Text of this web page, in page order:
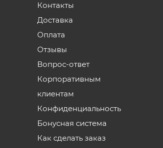
Контакты
Доставка
Оплата
Отзывы
Вопрос-ответ
Корпоративным
клиентам
Конфиденциальность
Бонусная система
Как сделать заказ